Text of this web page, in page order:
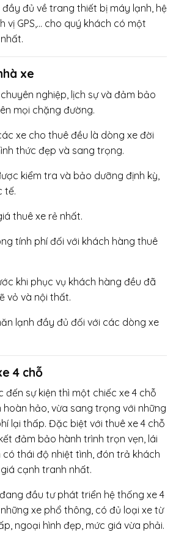
đầy đủ về trang thiết bị máy lạnh, hệ
vị GPS,… cho quý khách có một
xe
nghiệp, lịch sự và đảm bảo
mọi chặng đường.
xe cho thuê đều là dòng xe đời
thức đẹp và sang trọng.
kiểm tra và bảo dưỡng định kỳ,
tế.
thuê xe rẻ nhất.
tính phí đối với khách hàng thuê
khi phục vụ khách hàng đều đã
vỏ và nội thất.
lạnh đầy đủ đối với các dòng xe
4 chỗ
đến sự kiện thì một chiếc xe 4 chỗ
hoàn hảo, vừa sang trọng với những
lại thấp. Đặc biệt với thuê xe 4 chỗ
đảm bảo hành trình trọn vẹn, lái
có thái độ nhiệt tình, đón trả khách
cạnh tranh nhất.
đầu tư phát triển hệ thống xe 4
xe phổ thông, có đủ loại xe từ
ngoại hình đẹp, mức giá vừa phải.